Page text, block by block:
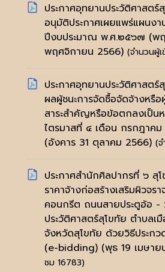
ประกาศอุทยานประวัติศาสตร์
อนุมัติประกาศเผยแพร่แผนง
ปีงบประมาณ พ.ศ.๒๕๖๗ (พ
พฤศจิกายน 2566) (จำนวนผู้
ประกาศอุทยานประวัติศาสตร์
ผลผู้ชนะการจัดซื้อจัดจ้างหรือ
สาระสำคัญหรือข้อตกลงเป็น
ไตรมาสที่ ๔ เดือน กรกฎาค
(อังคาร 31 ตุลาคม 2566) (จ
ประกาศสำนักศิลปากรที่ ๖ สุ
ราคาจ้างก่อสร้างเสริมผิวจ
คอนกรีต ถนนสายประตูอ้อ -
ประวัติศาสตร์สุโขทัย ตำบลเ
จังหวัดสุโขทัย ด้วยวิธีประกว
(e-bidding) (พุธ 19 เมษา
ชม 16783)